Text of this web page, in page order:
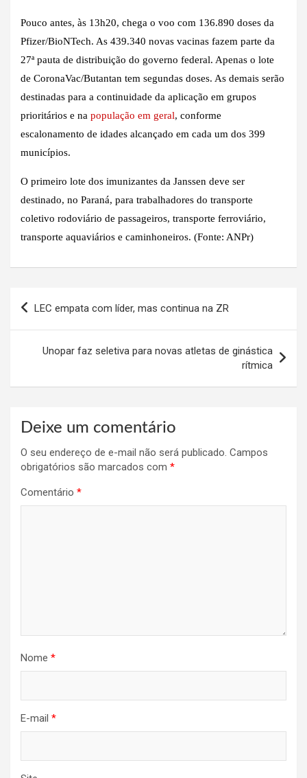
Pouco antes, às 13h20, chega o voo com 136.890 doses da
Pfizer/BioNTech. As 439.340 novas vacinas fazem parte da
27ª pauta de distribuição do governo federal. Apenas o lote
de CoronaVac/Butantan tem segundas doses. As demais serão
destinadas para a continuidade da aplicação em grupos
prioritários e na população em geral, conforme
escalonamento de idades alcançado em cada um dos 399
municípios.
O primeiro lote dos imunizantes da Janssen deve ser
destinado, no Paraná, para trabalhadores do transporte
coletivo rodoviário de passageiros, transporte ferroviário,
transporte aquaviários e caminhoneiros. (Fonte: ANPr)
LEC empata com líder, mas continua na ZR
Unopar faz seletiva para novas atletas de ginástica
rítmica
Deixe um comentário
O seu endereço de e-mail não será publicado. Campos
obrigatórios são marcados com *
Comentário *
Nome *
E-mail *